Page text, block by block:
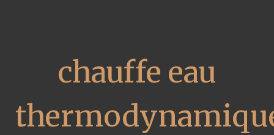
chauffe eau